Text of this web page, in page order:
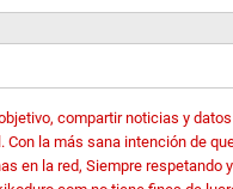
compartir noticias y
Con la más sana intención de
en la red, Siempre respetando